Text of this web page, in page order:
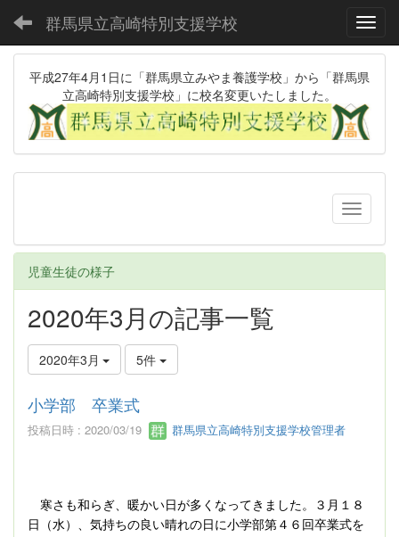
群馬県立高崎特別支援学校
平成27年4月1日に「群馬県立みやま養護学校」から「群馬県
立高崎特別支援学校」に校名変更いたしました。
児童生徒の様子
2020年3月の記事一覧
2020年3月 5件
小学部 卒業式
投稿日時 : 2020/03/19 群馬県立高崎特別支援学校管理者
寒さも和らぎ、暖かい日が多くなってきました。３月１８
日（水）、気持ちの良い晴れの日に小学部第４６回卒業式を